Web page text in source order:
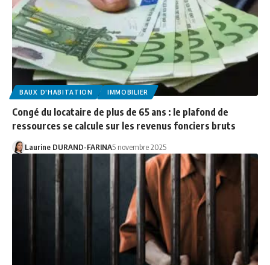
BAUX D'HABITATION IMMOBILIER
Congé du locataire de plus de 65 ans : le plafond de
ressources se calcule sur les revenus fonciers bruts
Laurine DURAND-FARINA5 novembre 2025